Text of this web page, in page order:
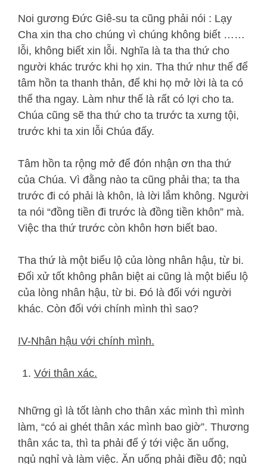
Noi gương Đức Giê-su ta cũng phải nói : Lạy
Cha xin tha cho chúng vì chúng không biết ……
lỗi, không biết xin lỗi. Nghĩa là ta tha thứ cho
người khác trước khi họ xin. Tha thứ như thế để
tâm hồn ta thanh thản, để khi họ mở lời là ta có
thể tha ngay. Làm như thế là rất có lợi cho ta.
Chúa cũng sẽ tha thứ cho ta trước ta xưng tội,
trước khi ta xin lỗi Chúa đấy.
Tâm hồn ta rộng mở để đón nhận ơn tha thứ
của Chúa. Vì đằng nào ta cũng phải tha; ta tha
trước đi có phải là khôn, là lời lắm không. Người
ta nói “đồng tiền đi trước là đồng tiền khôn” mà.
Việc tha thứ trước còn khôn hơn biết bao.
Tha thứ là một biểu lộ của lòng nhân hậu, từ bi.
Đối xử tốt không phân biệt ai cũng là một biểu lộ
của lòng nhân hậu, từ bi. Đó là đối với người
khác. Còn đối với chính mình thì sao?
IV-Nhân hậu với chính mình.
Với thân xác.
Những gì là tốt lành cho thân xác mình thì mình
làm, “có ai ghét thân xác mình bao giờ”. Thương
thân xác ta, thì ta phải để ý tới việc ăn uống,
ngủ nghỉ và làm việc. Ăn uống phải điều độ; ngủ